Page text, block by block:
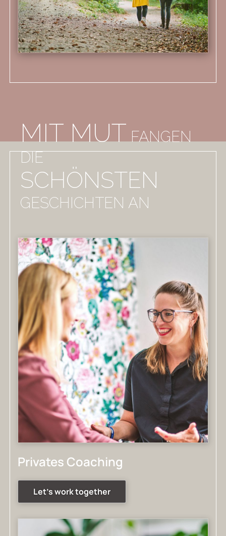
MIT MUTFANGEN
DIE
SCHÖNSTEN
GESCHICHTEN AN
Privates Coaching
Let's work together